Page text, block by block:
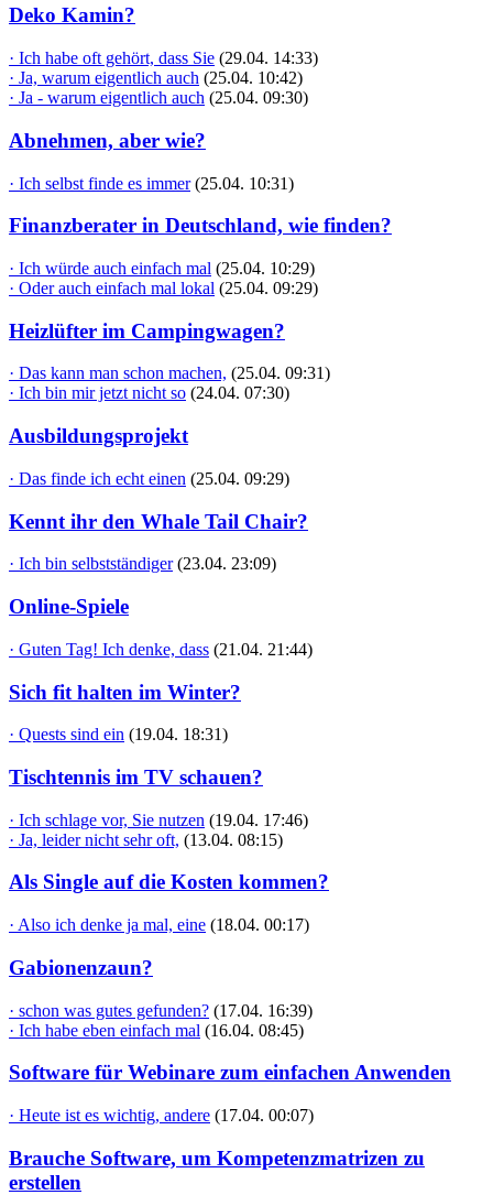
Deko Kamin?
· Ich habe oft gehört, dass Sie (29.04. 14:33)
· Ja, warum eigentlich auch (25.04. 10:42)
· Ja - warum eigentlich auch (25.04. 09:30)
Abnehmen, aber wie?
· Ich selbst finde es immer (25.04. 10:31)
Finanzberater in Deutschland, wie finden?
· Ich würde auch einfach mal (25.04. 10:29)
· Oder auch einfach mal lokal (25.04. 09:29)
Heizlüfter im Campingwagen?
· Das kann man schon machen, (25.04. 09:31)
· Ich bin mir jetzt nicht so (24.04. 07:30)
Ausbildungsprojekt
· Das finde ich echt einen (25.04. 09:29)
Kennt ihr den Whale Tail Chair?
· Ich bin selbstständiger (23.04. 23:09)
Online-Spiele
· Guten Tag! Ich denke, dass (21.04. 21:44)
Sich fit halten im Winter?
· Quests sind ein (19.04. 18:31)
Tischtennis im TV schauen?
· Ich schlage vor, Sie nutzen (19.04. 17:46)
· Ja, leider nicht sehr oft, (13.04. 08:15)
Als Single auf die Kosten kommen?
· Also ich denke ja mal, eine (18.04. 00:17)
Gabionenzaun?
· schon was gutes gefunden? (17.04. 16:39)
· Ich habe eben einfach mal (16.04. 08:45)
Software für Webinare zum einfachen Anwenden
· Heute ist es wichtig, andere (17.04. 00:07)
Brauche Software, um Kompetenzmatrizen zu
erstellen